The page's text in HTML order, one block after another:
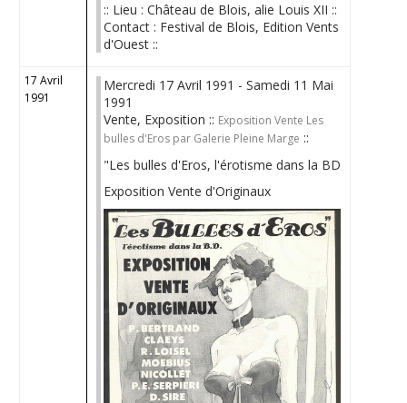
:: Lieu : Château de Blois, alie Louis XII ::
Contact : Festival de Blois, Edition Vents
d'Ouest ::
17 Avril
1991
Mercredi 17 Avril 1991 - Samedi 11 Mai
1991
Vente, Exposition :: Exposition Vente Les
bulles d'Eros par Galerie Pleine Marge ::
"Les bulles d'Eros, l'érotisme dans la BD
Exposition Vente d'Originaux